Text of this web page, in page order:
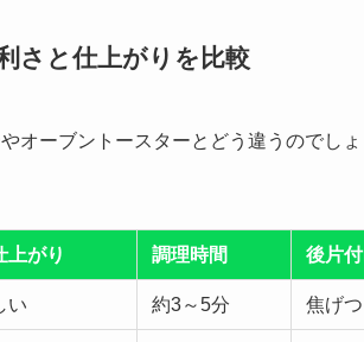
さと仕上がりを比較
オーブントースターとどう違うのでし
上がり 調理時間 後片
い 約3～5分 焦げ